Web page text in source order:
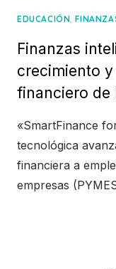
EDUCACIÓN,
Finanzas
crecimiento
financiero de
«SmartFinance
tecnológica
financiera a
empresas